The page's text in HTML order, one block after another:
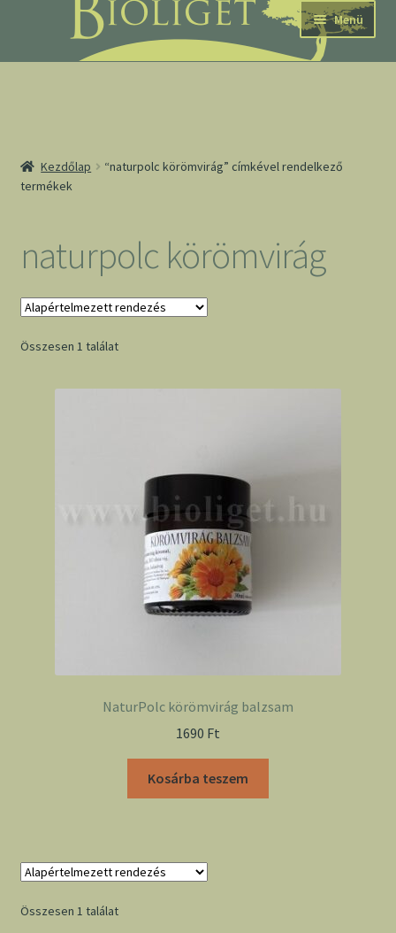
navigációhoz
tartalomba
Menü
Kezdőlap
“naturpolc körömvirág” címkével rendelkező
termékek
naturpolc körömvirág
Összesen 1 találat
NaturPolc körömvirág balzsam
1690 Ft
Kosárba teszem
Összesen 1 találat